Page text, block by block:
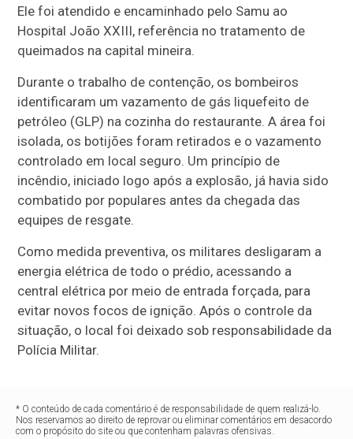
Ele foi atendido e encaminhado pelo Samu ao
Hospital João XXIII, referência no tratamento de
queimados na capital mineira.
Durante o trabalho de contenção, os bombeiros
identificaram um vazamento de gás liquefeito de
petróleo (GLP) na cozinha do restaurante. A área foi
isolada, os botijões foram retirados e o vazamento
controlado em local seguro. Um princípio de
incêndio, iniciado logo após a explosão, já havia sido
combatido por populares antes da chegada das
equipes de resgate.
Como medida preventiva, os militares desligaram a
energia elétrica de todo o prédio, acessando a
central elétrica por meio de entrada forçada, para
evitar novos focos de ignição. Após o controle da
situação, o local foi deixado sob responsabilidade da
Polícia Militar.
* O conteúdo de cada comentário é de responsabilidade de quem realizá-lo.
Nos reservamos ao direito de reprovar ou eliminar comentários em desacordo
com o propósito do site ou que contenham palavras ofensivas.